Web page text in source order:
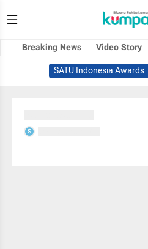
Breaking News Video Story
SATU Indonesia Awards
S